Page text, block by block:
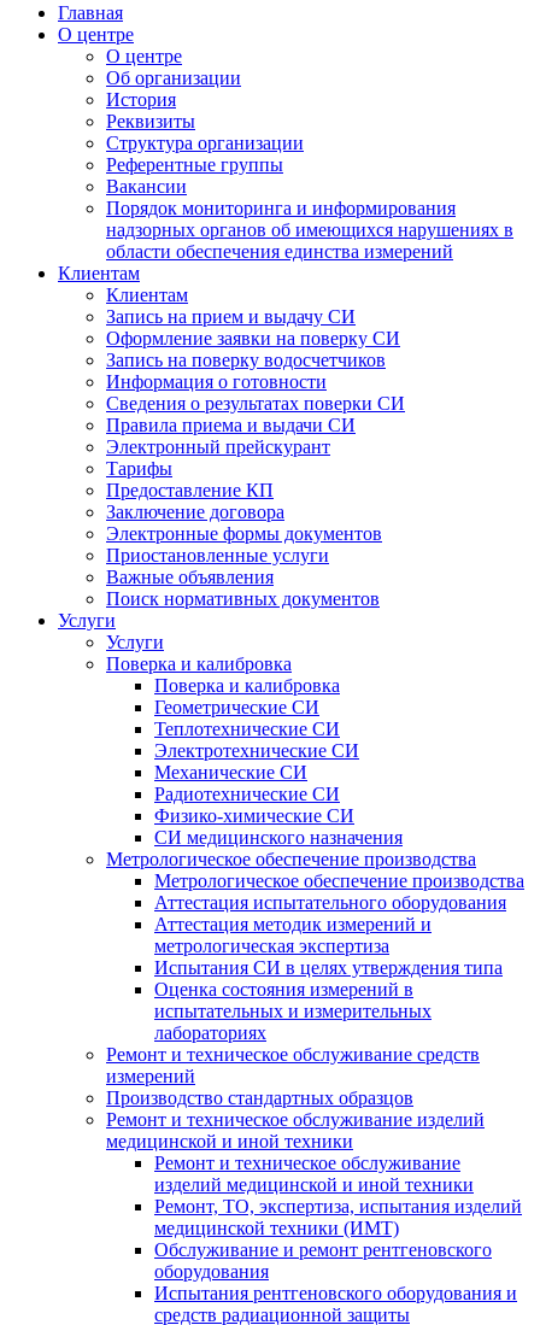
Главная
О центре
О центре
Об организации
История
Реквизиты
Структура организации
Референтные группы
Вакансии
Порядок мониторинга и информирования
надзорных органов об имеющихся нарушениях в
области обеспечения единства измерений
Клиентам
Клиентам
Запись на прием и выдачу СИ
Оформление заявки на поверку СИ
Запись на поверку водосчетчиков
Информация о готовности
Сведения о результатах поверки СИ
Правила приема и выдачи СИ
Электронный прейскурант
Тарифы
Предоставление КП
Заключение договора
Электронные формы документов
Приостановленные услуги
Важные объявления
Поиск нормативных документов
Услуги
Услуги
Поверка и калибровка
Поверка и калибровка
Геометрические СИ
Теплотехнические СИ
Электротехнические СИ
Механические СИ
Радиотехнические СИ
Физико-химические СИ
СИ медицинского назначения
Метрологическое обеспечение производства
Метрологическое обеспечение производства
Аттестация испытательного оборудования
Аттестация методик измерений и
метрологическая экспертиза
Испытания СИ в целях утверждения типа
Оценка состояния измерений в
испытательных и измерительных
лабораториях
Ремонт и техническое обслуживание средств
измерений
Производство стандартных образцов
Ремонт и техническое обслуживание изделий
медицинской и иной техники
Ремонт и техническое обслуживание
изделий медицинской и иной техники
Ремонт, ТО, экспертиза, испытания изделий
медицинской техники (ИМТ)
Обслуживание и ремонт рентгеновского
оборудования
Испытания рентгеновского оборудования и
средств радиационной защиты